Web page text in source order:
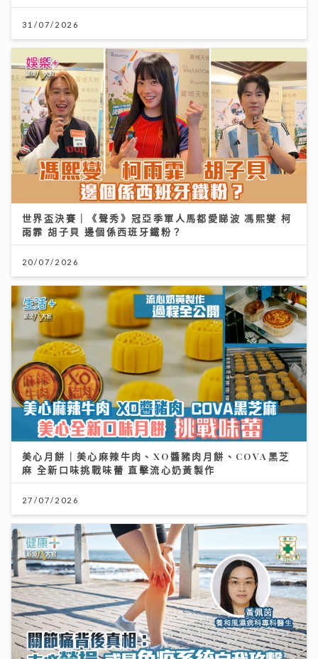
31/07/2026
世界盃決賽｜《聲秀》冠亞季軍人馬都愛睇波 馮熙燮 柯
雨霏 胡子貝 邊個係西班牙鐵粉？
20/07/2026
美心月餅｜美心麻辣牛肉、XO醬豬肉月餅、COVA黑芝
麻 全新口味挑戰味蕾 直擊流心奶黃製作
27/07/2026